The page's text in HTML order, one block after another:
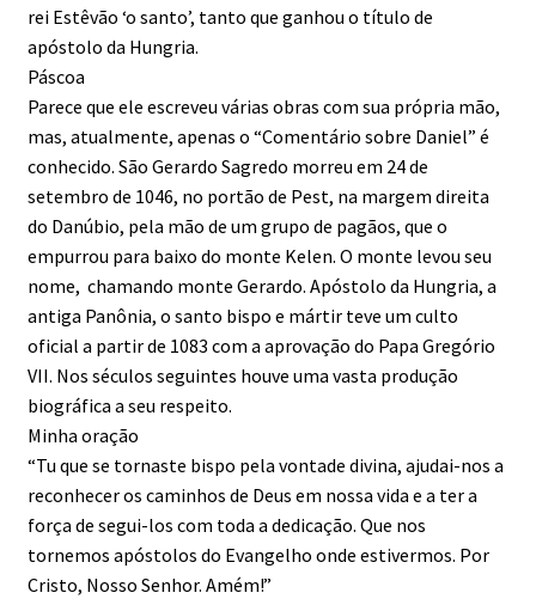
rei Estêvão ‘o santo’, tanto que ganhou o título de
apóstolo da Hungria.
Páscoa
Parece que ele escreveu várias obras com sua própria mão,
mas, atualmente, apenas o “Comentário sobre Daniel” é
conhecido. São Gerardo Sagredo morreu em 24 de
setembro de 1046, no portão de Pest, na margem direita
do Danúbio, pela mão de um grupo de pagãos, que o
empurrou para baixo do monte Kelen. O monte levou seu
nome, chamando monte Gerardo. Apóstolo da Hungria, a
antiga Panônia, o santo bispo e mártir teve um culto
oficial a partir de 1083 com a aprovação do Papa Gregório
VII. Nos séculos seguintes houve uma vasta produção
biográfica a seu respeito.
Minha oração
“Tu que se tornaste bispo pela vontade divina, ajudai-nos a
reconhecer os caminhos de Deus em nossa vida e a ter a
força de segui-los com toda a dedicação. Que nos
tornemos apóstolos do Evangelho onde estivermos. Por
Cristo, Nosso Senhor. Amém!”